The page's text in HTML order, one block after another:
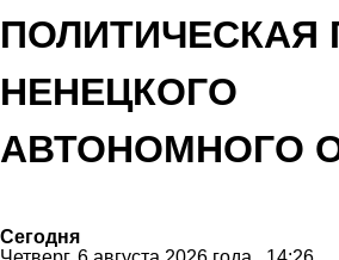
ПОЛИТИЧЕСКАЯ
НЕНЕЦКОГО
АВТОНОМНОГО
Сегодня